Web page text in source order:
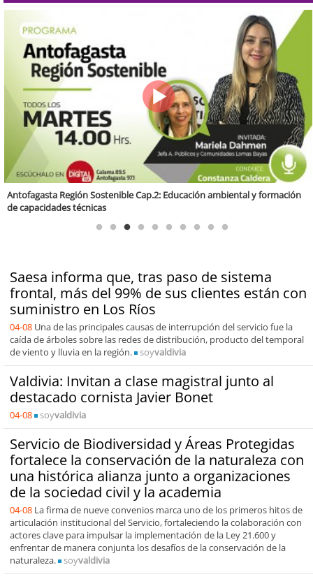
Región Sostenible Cap 60: Economía circular y desarrollo regional
Saesa informa que, tras paso de sistema
frontal, más del 99% de sus clientes están con
suministro en Los Ríos
04-08 Una de las principales causas de interrupción del servicio fue la
caída de árboles sobre las redes de distribución, producto del temporal
de viento y lluvia en la región.
soyvaldivia
Valdivia: Invitan a clase magistral junto al
destacado cornista Javier Bonet
04-08 soyvaldivia
Servicio de Biodiversidad y Áreas Protegidas
fortalece la conservación de la naturaleza con
una histórica alianza junto a organizaciones
de la sociedad civil y la academia
04-08 La firma de nueve convenios marca uno de los primeros hitos de
articulación institucional del Servicio, fortaleciendo la colaboración con
actores clave para impulsar la implementación de la Ley 21.600 y
enfrentar de manera conjunta los desafíos de la conservación de la
naturaleza.
soyvaldivia